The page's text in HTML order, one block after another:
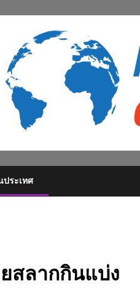
ประเทศ
สลากกินแบ่ง